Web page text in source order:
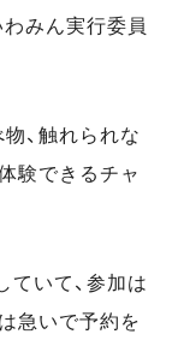
わみん実行委員
、触れられな
験できるチャ
いて、参加は
急いで予約を